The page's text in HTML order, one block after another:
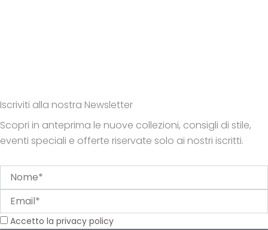
Iscriviti alla nostra Newsletter
Scopri in anteprima le nuove collezioni, consigli di stile,
eventi speciali e offerte riservate solo ai nostri iscritti.
Privacy
Accetto la privacy policy